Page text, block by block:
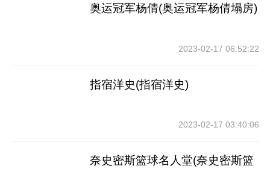
奥运冠军杨倩(奥运冠军杨倩塌房)
2023-02-17 06:52:22
指宿洋史(指宿洋史)
2023-02-17 03:40:06
奈史密斯篮球名人堂(奈史密斯篮